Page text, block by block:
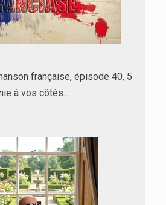
française, épisode 40, 5
à vos côtés…